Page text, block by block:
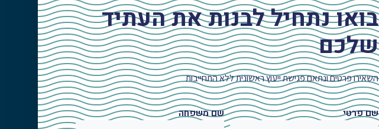
בואו נתחיל לבנות את העתיד
שלכם
השאירו פרטים ונתאם פגישת ייעוץ ראשונית ללא התחייבות
שם פרטי שם משפחה